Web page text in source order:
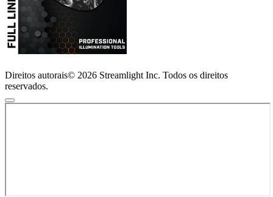
Direitos autorais© 2026 Streamlight Inc. Todos os direitos
reservados.